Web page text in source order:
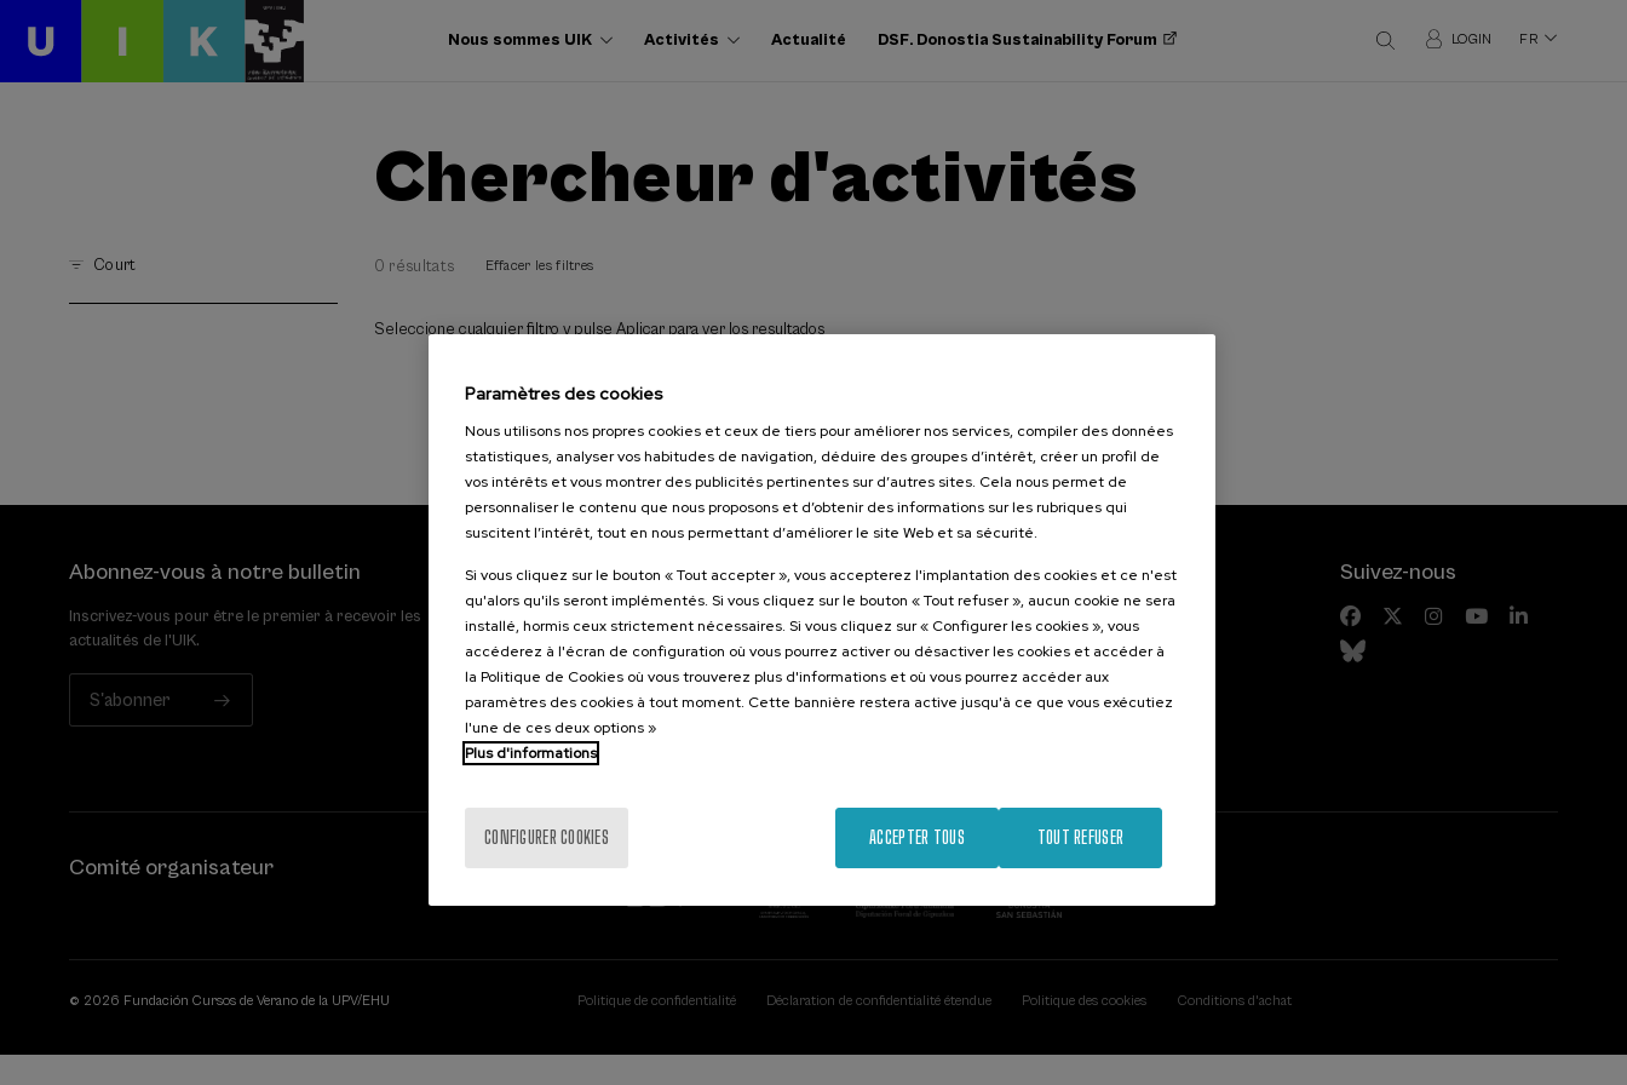
Nous sommes UIK Activités Actualité DSF. Donostia Sustainability Forum LOGIN FR
Chercheur d'activités
Court 0 résultats Effacer les filtres
Seleccione cualquier filtro y pulse Aplicar para ver los resultados
Abonnez-vous à notre bulletin
Inscrivez-vous pour être le premier à recevoir les
actualités de l'UIK.
S'abonner
Contact
20007 Donostia / San Sebastián
Contactez-nous!
Intéressant...
Activités précédentes
Suivez-nous
Comité organisateur
© 2026 Fundación Cursos de Verano de la UPV/EHU Politique de confidentialité Déclaration de confidentialité étendue Politique des cookies Conditions d'achat
Paramètres des cookies
Nous utilisons nos propres cookies et ceux de tiers pour améliorer nos services, compiler des données
statistiques, analyser vos habitudes de navigation, déduire des groupes d’intérêt, créer un profil de
vos intérêts et vous montrer des publicités pertinentes sur d’autres sites. Cela nous permet de
personnaliser le contenu que nous proposons et d’obtenir des informations sur les rubriques qui
suscitent l’intérêt, tout en nous permettant d’améliorer le site Web et sa sécurité.
Si vous cliquez sur le bouton « Tout accepter », vous accepterez l'implantation des cookies et ce n'est
qu'alors qu'ils seront implémentés. Si vous cliquez sur le bouton « Tout refuser », aucun cookie ne sera
installé, hormis ceux strictement nécessaires. Si vous cliquez sur « Configurer les cookies », vous
accéderez à l'écran de configuration où vous pourrez activer ou désactiver les cookies et accéder à
la Politique de Cookies où vous trouverez plus d'informations et où vous pourrez accéder aux
paramètres des cookies à tout moment. Cette bannière restera active jusqu'à ce que vous exécutiez
l'une de ces deux options »
Plus d'informations
CONFIGURER COOKIES TOUT REFUSER
ACCEPTER TOUS